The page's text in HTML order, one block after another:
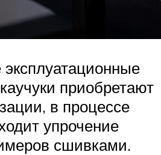
приобретают
в процессе
упрочение
сшивками.